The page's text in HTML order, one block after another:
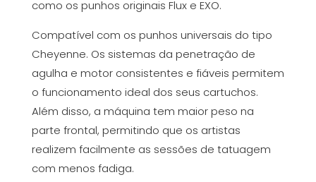
como os punhos originais Flux e EXO.
Compatível com os punhos universais do tipo
Cheyenne. Os sistemas da penetração de
agulha e motor consistentes e fiáveis permitem
o funcionamento ideal dos seus cartuchos.
Além disso, a máquina tem maior peso na
parte frontal, permitindo que os artistas
realizem facilmente as sessões de tatuagem
com menos fadiga.